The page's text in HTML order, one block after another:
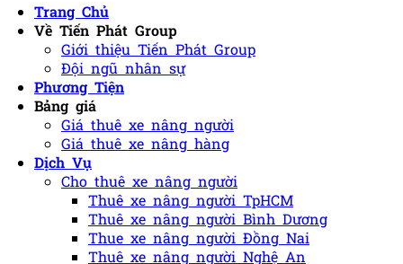
Trang Chủ
Về Tiến Phát Group
Giới thiệu Tiến Phát Group
Đội ngũ nhân sự
Phương Tiện
Bảng giá
Giá thuê xe nâng người
Giá thuê xe nâng hàng
Dịch Vụ
Cho thuê xe nâng người
Thuê xe nâng người TpHCM
Thuê xe nâng người Bình Dương
Thue xe nâng người Đồng Nai
Thuê xe nâng người Nghệ An